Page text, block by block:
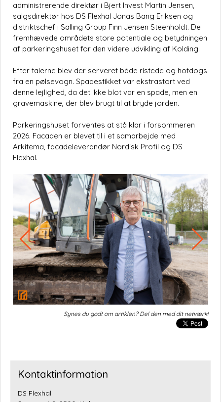
administrerende direktør i Bjert Invest Martin Jensen,
salgsdirektør hos DS Flexhal Jonas Bang Eriksen og
distriktschef i Salling Group Finn Jensen Steenholdt. De
fremhævede områdets store potentiale og betydningen
af parkeringshuset for den videre udvikling af Kolding.
Efter talerne blev der serveret både ristede og hotdogs
fra en pølsevogn. Spadestikket var ekstrastort ved
denne lejlighed, da det ikke blot var en spade, men en
gravemaskine, der blev brugt til at bryde jorden.
Parkeringshuset forventes at stå klar i forsommeren
2026. Facaden er blevet til i et samarbejde med
Arkitema, facadeleverandør Nordisk Profil og DS
Flexhal.
Synes du godt om artiklen? Del den med dit netværk!
Kontaktinformation
DS Flexhal